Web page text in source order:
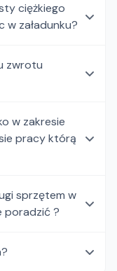
ciężkiego
załadunku?
zwrotu
w zakresie
pracy którą
sprzętem w
poradzić ?